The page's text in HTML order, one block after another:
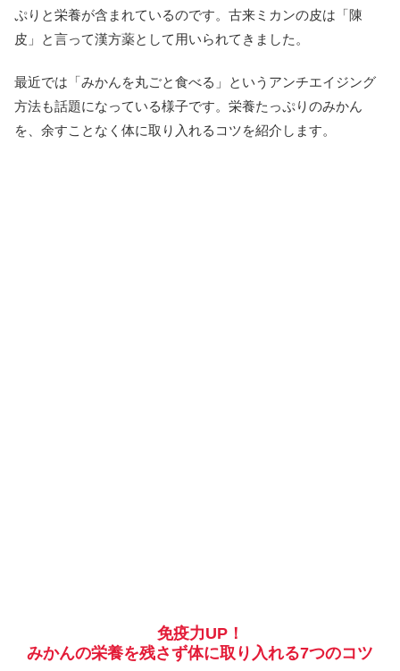
ぷりと栄養が含まれているのです。古来ミカンの皮は「陳
皮」と言って漢方薬として用いられてきました。
最近では「みかんを丸ごと食べる」というアンチエイジング
方法も話題になっている様子です。栄養たっぷりのみかん
を、余すことなく体に取り入れるコツを紹介します。
免疫力UP！
みかんの栄養を残さず体に取り入れる7つのコツ